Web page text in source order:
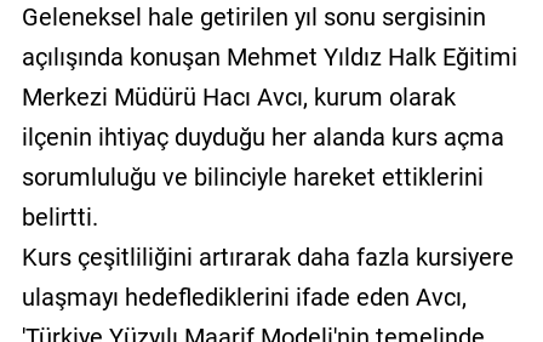
Geleneksel hale getirilen yıl sonu sergisinin
açılışında konuşan Mehmet Yıldız Halk Eğitimi
Merkezi Müdürü Hacı Avcı, kurum olarak
ilçenin ihtiyaç duyduğu her alanda kurs açma
sorumluluğu ve bilinciyle hareket ettiklerini
belirtti.
Kurs çeşitliliğini artırarak daha fazla kursiyere
ulaşmayı hedeflediklerini ifade eden Avcı,